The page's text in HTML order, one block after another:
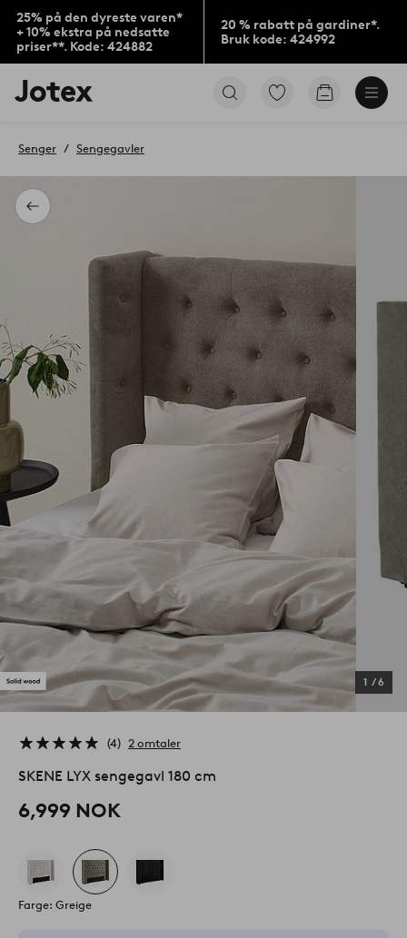
25% på den dyreste varen*
+ 10% ekstra på nedsatte
priser**. Kode: 424882
20 % rabatt på gardiner*.
Bruk kode: 424992
Jotex’
logo
til
Gå
Gå
Tilbake
Senger Sengegavler
1 /6
4 2 omtaler
SKENE LYX sengegavl 180 cm
6,999 NOK
Farge: Greige